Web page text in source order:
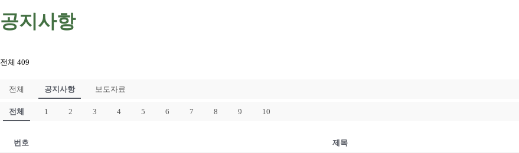
공지사항
전체 409
전체 공지사항 보도자료
전체 1 2 3 4 5 6 7 8 9 10
번호 제목